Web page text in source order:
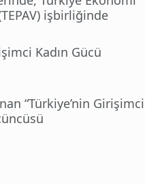
işbirliğinde
Kadın Gücü
“Türkiye’nin Girişimci